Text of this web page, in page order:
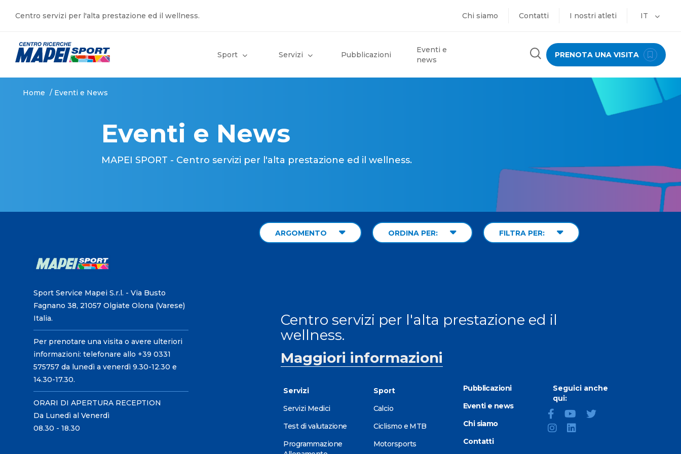
Centro servizi per l'alta prestazione ed il wellness. Chi siamo Contatti I nostri atleti IT
Sport Servizi Pubblicazioni
Eventi e
news
PRENOTA UNA VISITA
Home / Eventi e News
Eventi e News
MAPEI SPORT - Centro servizi per l'alta prestazione ed il wellness.
ARGOMENTO ORDINA PER: FILTRA PER:
Sport Service Mapei S.r.l. - Via Busto
Fagnano 38, 21057 Olgiate Olona (Varese)
Italia.
Per prenotare una visita o avere ulteriori
informazioni: telefonare allo +39 0331
575757 da lunedì a venerdì 9.30-12.30 e
14.30-17.30.
ORARI DI APERTURA RECEPTION
Da Lunedì al Venerdì
08.30 - 18.30
Centro servizi per l'alta prestazione ed il
wellness.
Maggiori informazioni
Servizi
Servizi Medici
Test di valutazione
Programmazione
Sport
Calcio
Ciclismo e MTB
Motorsports
Pubblicazioni
Eventi e news
Chi siamo
Contatti
Seguici anche
qui: